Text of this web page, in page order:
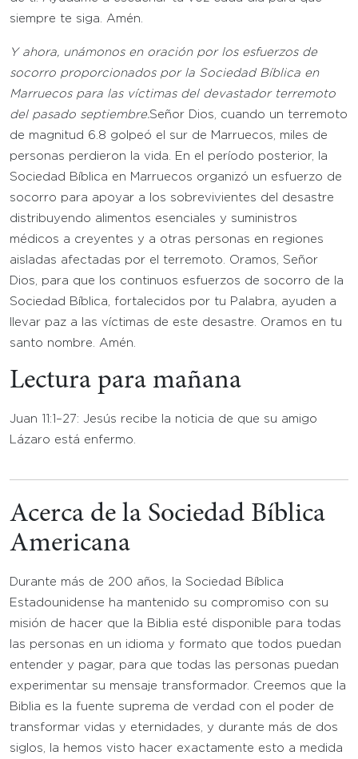
siempre te siga. Amén.
Y ahora, unámonos en oración por los esfuerzos de
socorro proporcionados por la Sociedad Bíblica en
Marruecos para las víctimas del devastador terremoto
del pasado septiembre.Señor Dios, cuando un terremoto
de magnitud 6.8 golpeó el sur de Marruecos, miles de
personas perdieron la vida. En el período posterior, la
Sociedad Bíblica en Marruecos organizó un esfuerzo de
socorro para apoyar a los sobrevivientes del desastre
distribuyendo alimentos esenciales y suministros
médicos a creyentes y a otras personas en regiones
aisladas afectadas por el terremoto. Oramos, Señor
Dios, para que los continuos esfuerzos de socorro de la
Sociedad Bíblica, fortalecidos por tu Palabra, ayuden a
llevar paz a las víctimas de este desastre. Oramos en tu
santo nombre. Amén.
Lectura para mañana
Juan 11:1–27: Jesús recibe la noticia de que su amigo
Lázaro está enfermo.
Acerca de la Sociedad Bíblica
Americana
Durante más de 200 años, la Sociedad Bíblica
Estadounidense ha mantenido su compromiso con su
misión de hacer que la Biblia esté disponible para todas
las personas en un idioma y formato que todos puedan
entender y pagar, para que todas las personas puedan
experimentar su mensaje transformador. Creemos que la
Biblia es la fuente suprema de verdad con el poder de
transformar vidas y eternidades, y durante más de dos
siglos, la hemos visto hacer exactamente esto a medida